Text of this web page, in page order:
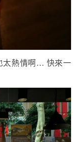
太熱情啊… 快來一